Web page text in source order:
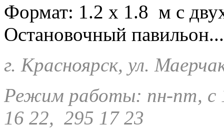
Формат: 1.2 х 1.8 м с
Остановочный
г. Красноярск, ул.
Режим работы: пн-пт, с
16 22, 295 17 23